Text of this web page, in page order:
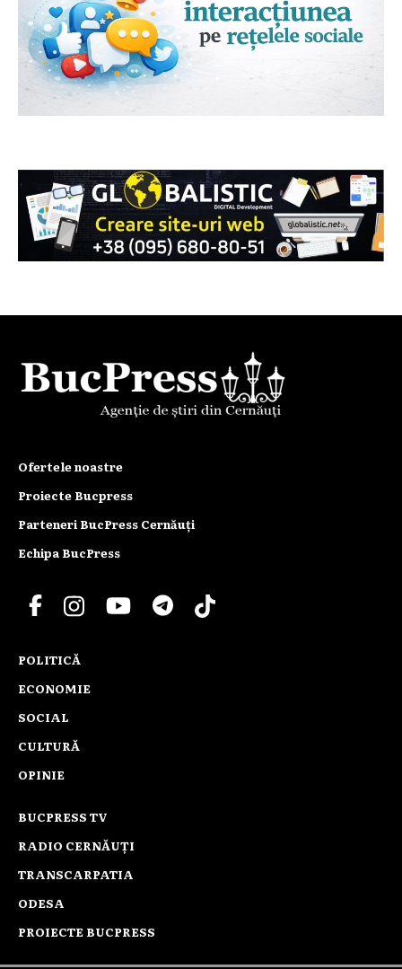
Ofertele noastre
Proiecte Bucpress
Parteneri BucPress Cernăuți
Echipa BucPress
POLITICĂ
ECONOMIE
SOCIAL
CULTURĂ
OPINIE
BUCPRESS TV
RADIO CERNĂUȚI
TRANSCARPATIA
ODESA
PROIECTE BUCPRESS